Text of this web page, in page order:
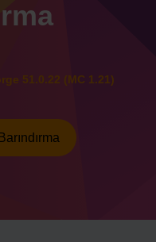
51.0.22 (MC 1.21)